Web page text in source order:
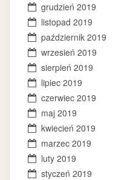
grudzień 2019
listopad 2019
październik 2019
wrzesień 2019
sierpień 2019
lipiec 2019
czerwiec 2019
maj 2019
kwiecień 2019
marzec 2019
luty 2019
styczeń 2019